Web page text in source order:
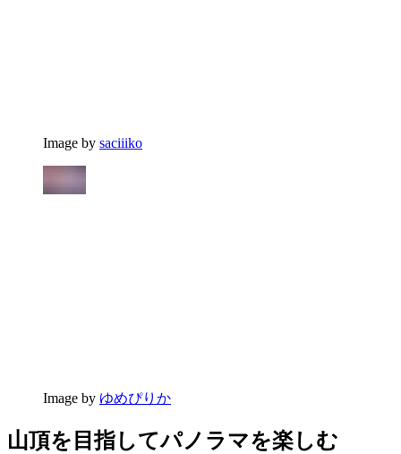
Image by saciiiko
Image by ゆめぴりか
山頂を目指してパノラマを楽しむ